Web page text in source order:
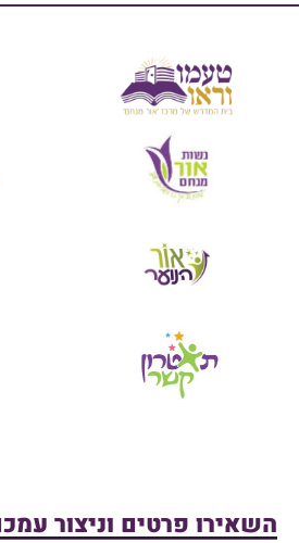
השאירו פרטים וניצור